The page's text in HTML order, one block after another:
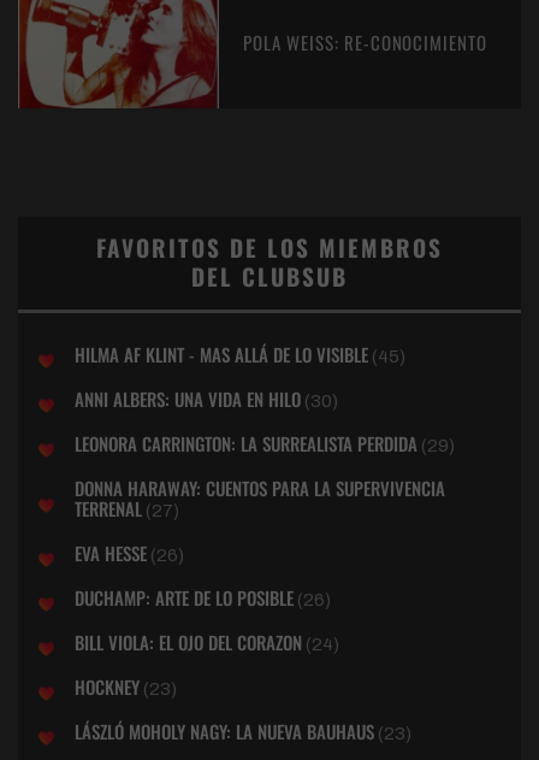
POLA WEISS: RE-CONOCIMIENTO
FAVORITOS DE LOS MIEMBROS
DEL CLUBSUB
HILMA AF KLINT - MAS ALLÁ DE LO VISIBLE (45)
ANNI ALBERS: UNA VIDA EN HILO (30)
LEONORA CARRINGTON: LA SURREALISTA PERDIDA (29)
DONNA HARAWAY: CUENTOS PARA LA SUPERVIVENCIA
TERRENAL (27)
EVA HESSE (26)
DUCHAMP: ARTE DE LO POSIBLE (26)
BILL VIOLA: EL OJO DEL CORAZON (24)
HOCKNEY (23)
LÁSZLÓ MOHOLY NAGY: LA NUEVA BAUHAUS (23)